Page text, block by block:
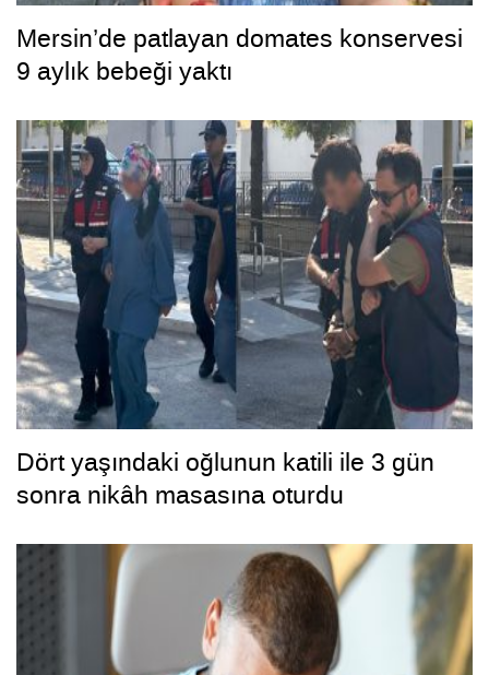
Mersin’de patlayan domates konservesi
9 aylık bebeği yaktı
Dört yaşındaki oğlunun katili ile 3 gün
sonra nikâh masasına oturdu